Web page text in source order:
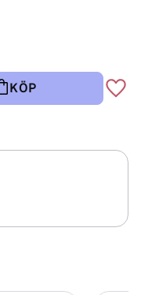
KÖP